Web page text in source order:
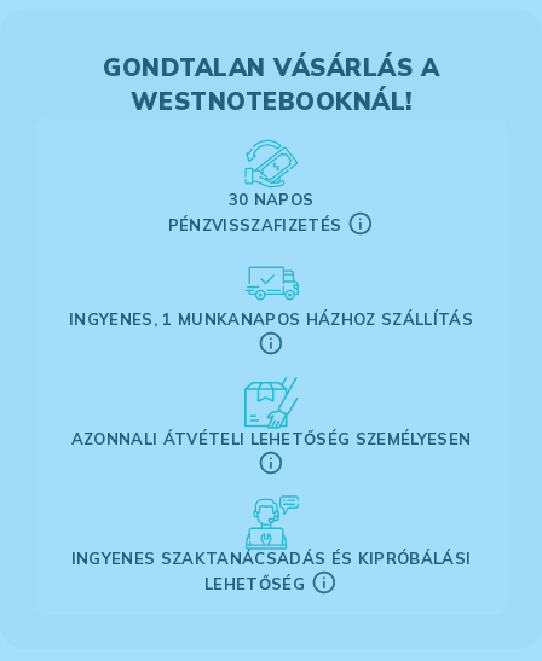
GONDTALAN VÁSÁRLÁS A
WESTNOTEBOOKNÁL!
30 NAPOS
PÉNZVISSZAFIZETÉS
INGYENES, 1 MUNKANAPOS HÁZHOZ SZÁLLÍTÁS
AZONNALI ÁTVÉTELI LEHETŐSÉG SZEMÉLYESEN
INGYENES SZAKTANÁCSADÁS ÉS KIPRÓBÁLÁSI
LEHETŐSÉG